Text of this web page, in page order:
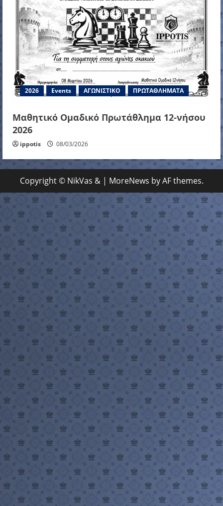
2026 Events ΑΓΩΝΙΣΤΙΚΟ ΠΡΩΤΑΘΛΗΜΑΤΑ
Μαθητικό Ομαδικό Πρωτάθλημα 12-νήσου
2026
ippotis 08/03/2026
Copyright © NikVas & | MoreNews by AF themes.